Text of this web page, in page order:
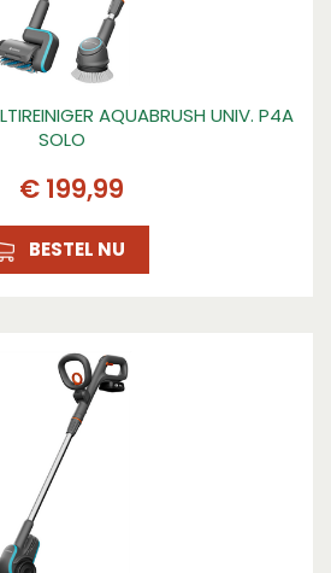
AQUABRUSH UNIV. P4A
SOLO
€ 199,99
BESTEL NU